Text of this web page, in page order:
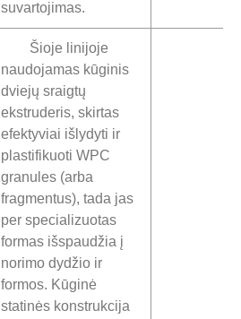
suvartojimas.
Šioje linijoje
naudojamas kūginis
dviejų sraigtų
ekstruderis, skirtas
efektyviai išlydyti ir
plastifikuoti WPC
granules (arba
fragmentus), tada jas
per specializuotas
formas išspaudžia į
norimo dydžio ir
formos. Kūginė
statinės konstrukcija